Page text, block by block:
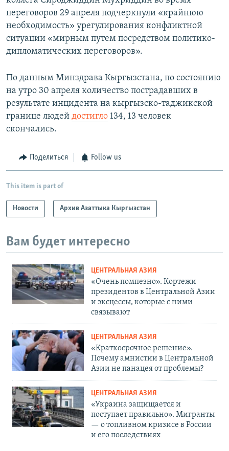
переговоров 29 апреля подчеркнули «крайнюю
необходимость» урегулирования конфликтной
ситуации «мирным путем посредством политико-
дипломатических переговоров».
По данным Минздрава Кыргызстана, по состоянию
на утро 30 апреля количество пострадавших в
результате инцидента на кыргызско-таджикской
границе людей достигло 134, 13 человек
скончались.
Поделиться Follow us
This item is part of
Новости Архив Азаттыка Кыргызстан
Вам будет интересно
ЦЕНТРАЛЬНАЯ АЗИЯ
«Очень помпезно». Кортежи
президентов в Центральной Азии
и эксцессы, которые с ними
связывают
ЦЕНТРАЛЬНАЯ АЗИЯ
«Краткосрочное решение».
Почему амнистии в Центральной
Азии не панацея от проблемы?
ЦЕНТРАЛЬНАЯ АЗИЯ
«Украина защищается и
поступает правильно». Мигранты
— о топливном кризисе в России
и его последствиях